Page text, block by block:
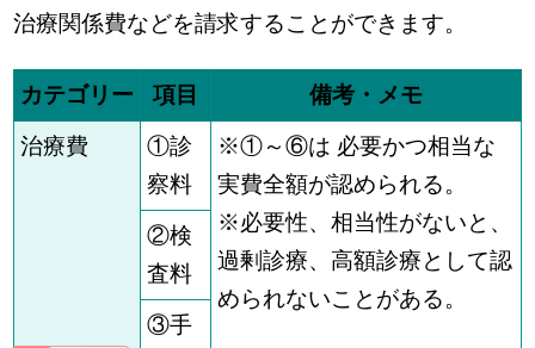
治療関係費などを請求することができます。
カテゴリー 項目 備考・メモ
治療費
①診
察料
※①～⑥は 必要かつ相当な
実費全額が認められる。
※必要性、相当性がないと、
過剰診療、高額診療として認
められないことがある。
②検
査料
③手